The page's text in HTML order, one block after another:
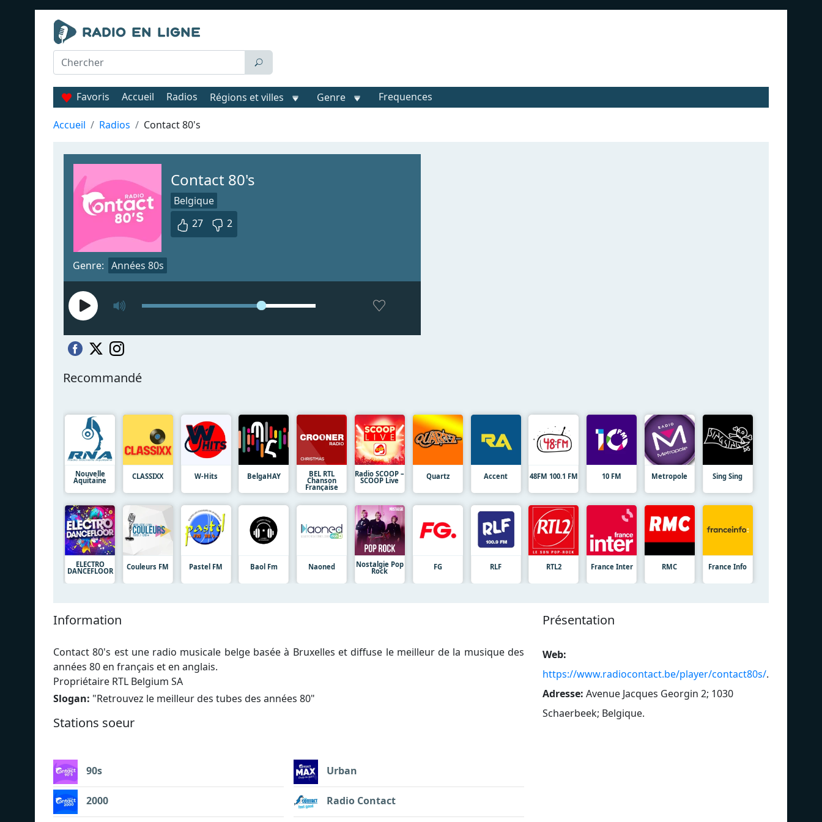
Favoris Accueil Radios Régions et villes Genre Frequences
Accueil Radios Contact 80's
Contact 80's
Belgique
27
2
Genre: Années 80s
Recommandé
Nouvelle
Aquitaine CLASSIXX W-Hits BelgaHAY BEL RTL
Chanson
Française
Radio SCOOP –
SCOOP Live Quartz Accent 48FM 100.1 FM 10 FM Metropole Sing Sing
ELECTRO
DANCEFLOOR Couleurs FM Pastel FM Baol Fm Naoned Nostalgie Pop
Rock FG RLF RTL2 France Inter RMC France Info
Information
Contact 80's est une radio musicale belge basée à Bruxelles et diffuse le meilleur de la musique des
années 80 en français et en anglais.
Propriétaire RTL Belgium SA
Slogan: "Retrouvez le meilleur des tubes des années 80"
Stations soeur
90s
2000
Urban
Radio Contact
Présentation
Web:
https://www.radiocontact.be/player/contact80s/.
Adresse: Avenue Jacques Georgin 2; 1030
Schaerbeek; Belgique.